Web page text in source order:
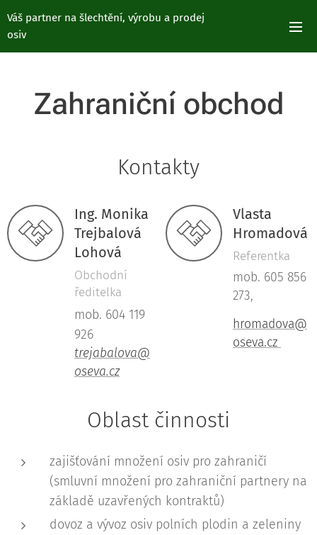
Váš partner na šlechtění, výrobu a prodej
osiv
Zahraniční obchod
Kontakty
Ing. Monika
Trejbalová
Lohová
Obchodní
ředitelka
mob. 604 119
926
trejabalova@
oseva.cz
Vlasta
Hromadová
Referentka
mob. 605 856
273,
hromadova@
oseva.cz
Oblast činnosti
zajišťování množení osiv pro zahraničí
(smluvní množení pro zahraniční partnery na
základě uzavřených kontraktů)
dovoz a vývoz osiv polních plodin a zeleniny